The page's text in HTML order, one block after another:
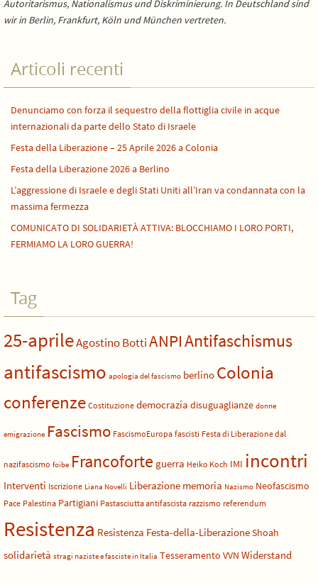
Autoritarismus, Nationalismus und Diskriminierung. In Deutschland sind
wir in Berlin, Frankfurt, Köln und München vertreten.
Articoli recenti
Denunciamo con forza il sequestro della flottiglia civile in acque
internazionali da parte dello Stato di Israele
Festa della Liberazione – 25 Aprile 2026 a Colonia
Festa della Liberazione 2026 a Berlino
L’aggressione di Israele e degli Stati Uniti all’Iran va condannata con la
massima fermezza
COMUNICATO DI SOLIDARIETÀ ATTIVA: BLOCCHIAMO I LORO PORTI,
FERMIAMO LA LORO GUERRA!
Tag
25-aprileAgostino BottiANPIAntifaschismus
antifascismo apologia del fascismo berlino Colonia
conferenze Costituzione democrazia disuguaglianze donne
emigrazione Fascismo FascismoEuropa fascisti Festa di Liberazione dal
nazifascismo foibe Francoforte guerra Heiko Koch IMI incontri
Interventi Iscrizione Liana Novelli Liberazione memoria Nazismo Neofascismo
Pace Palestina Partigiani Pastasciutta antifascista razzismo referendum
Resistenza Resistenza Festa-della-LiberazioneShoah
solidarietà stragi naziste e fasciste in Italia Tesseramento VVN Widerstand